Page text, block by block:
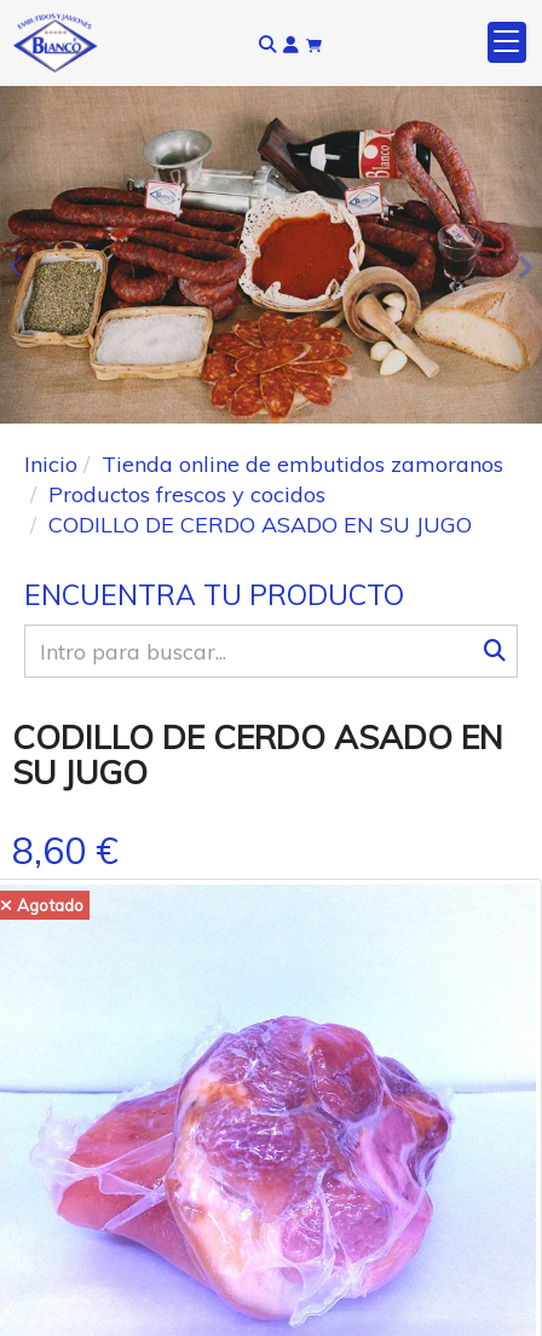
Anterior
Inicio
Tienda online de embutidos zamoranos
Productos frescos y cocidos
CODILLO DE CERDO ASADO EN SU JUGO
ENCUENTRA TU PRODUCTO
CODILLO DE CERDO ASADO EN
SU JUGO
8,60 €
Agotado